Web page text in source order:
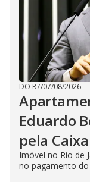
DO R7/07/08/2026
Eduardo
pela Caixa
Imóvel no Rio de
no pagamento